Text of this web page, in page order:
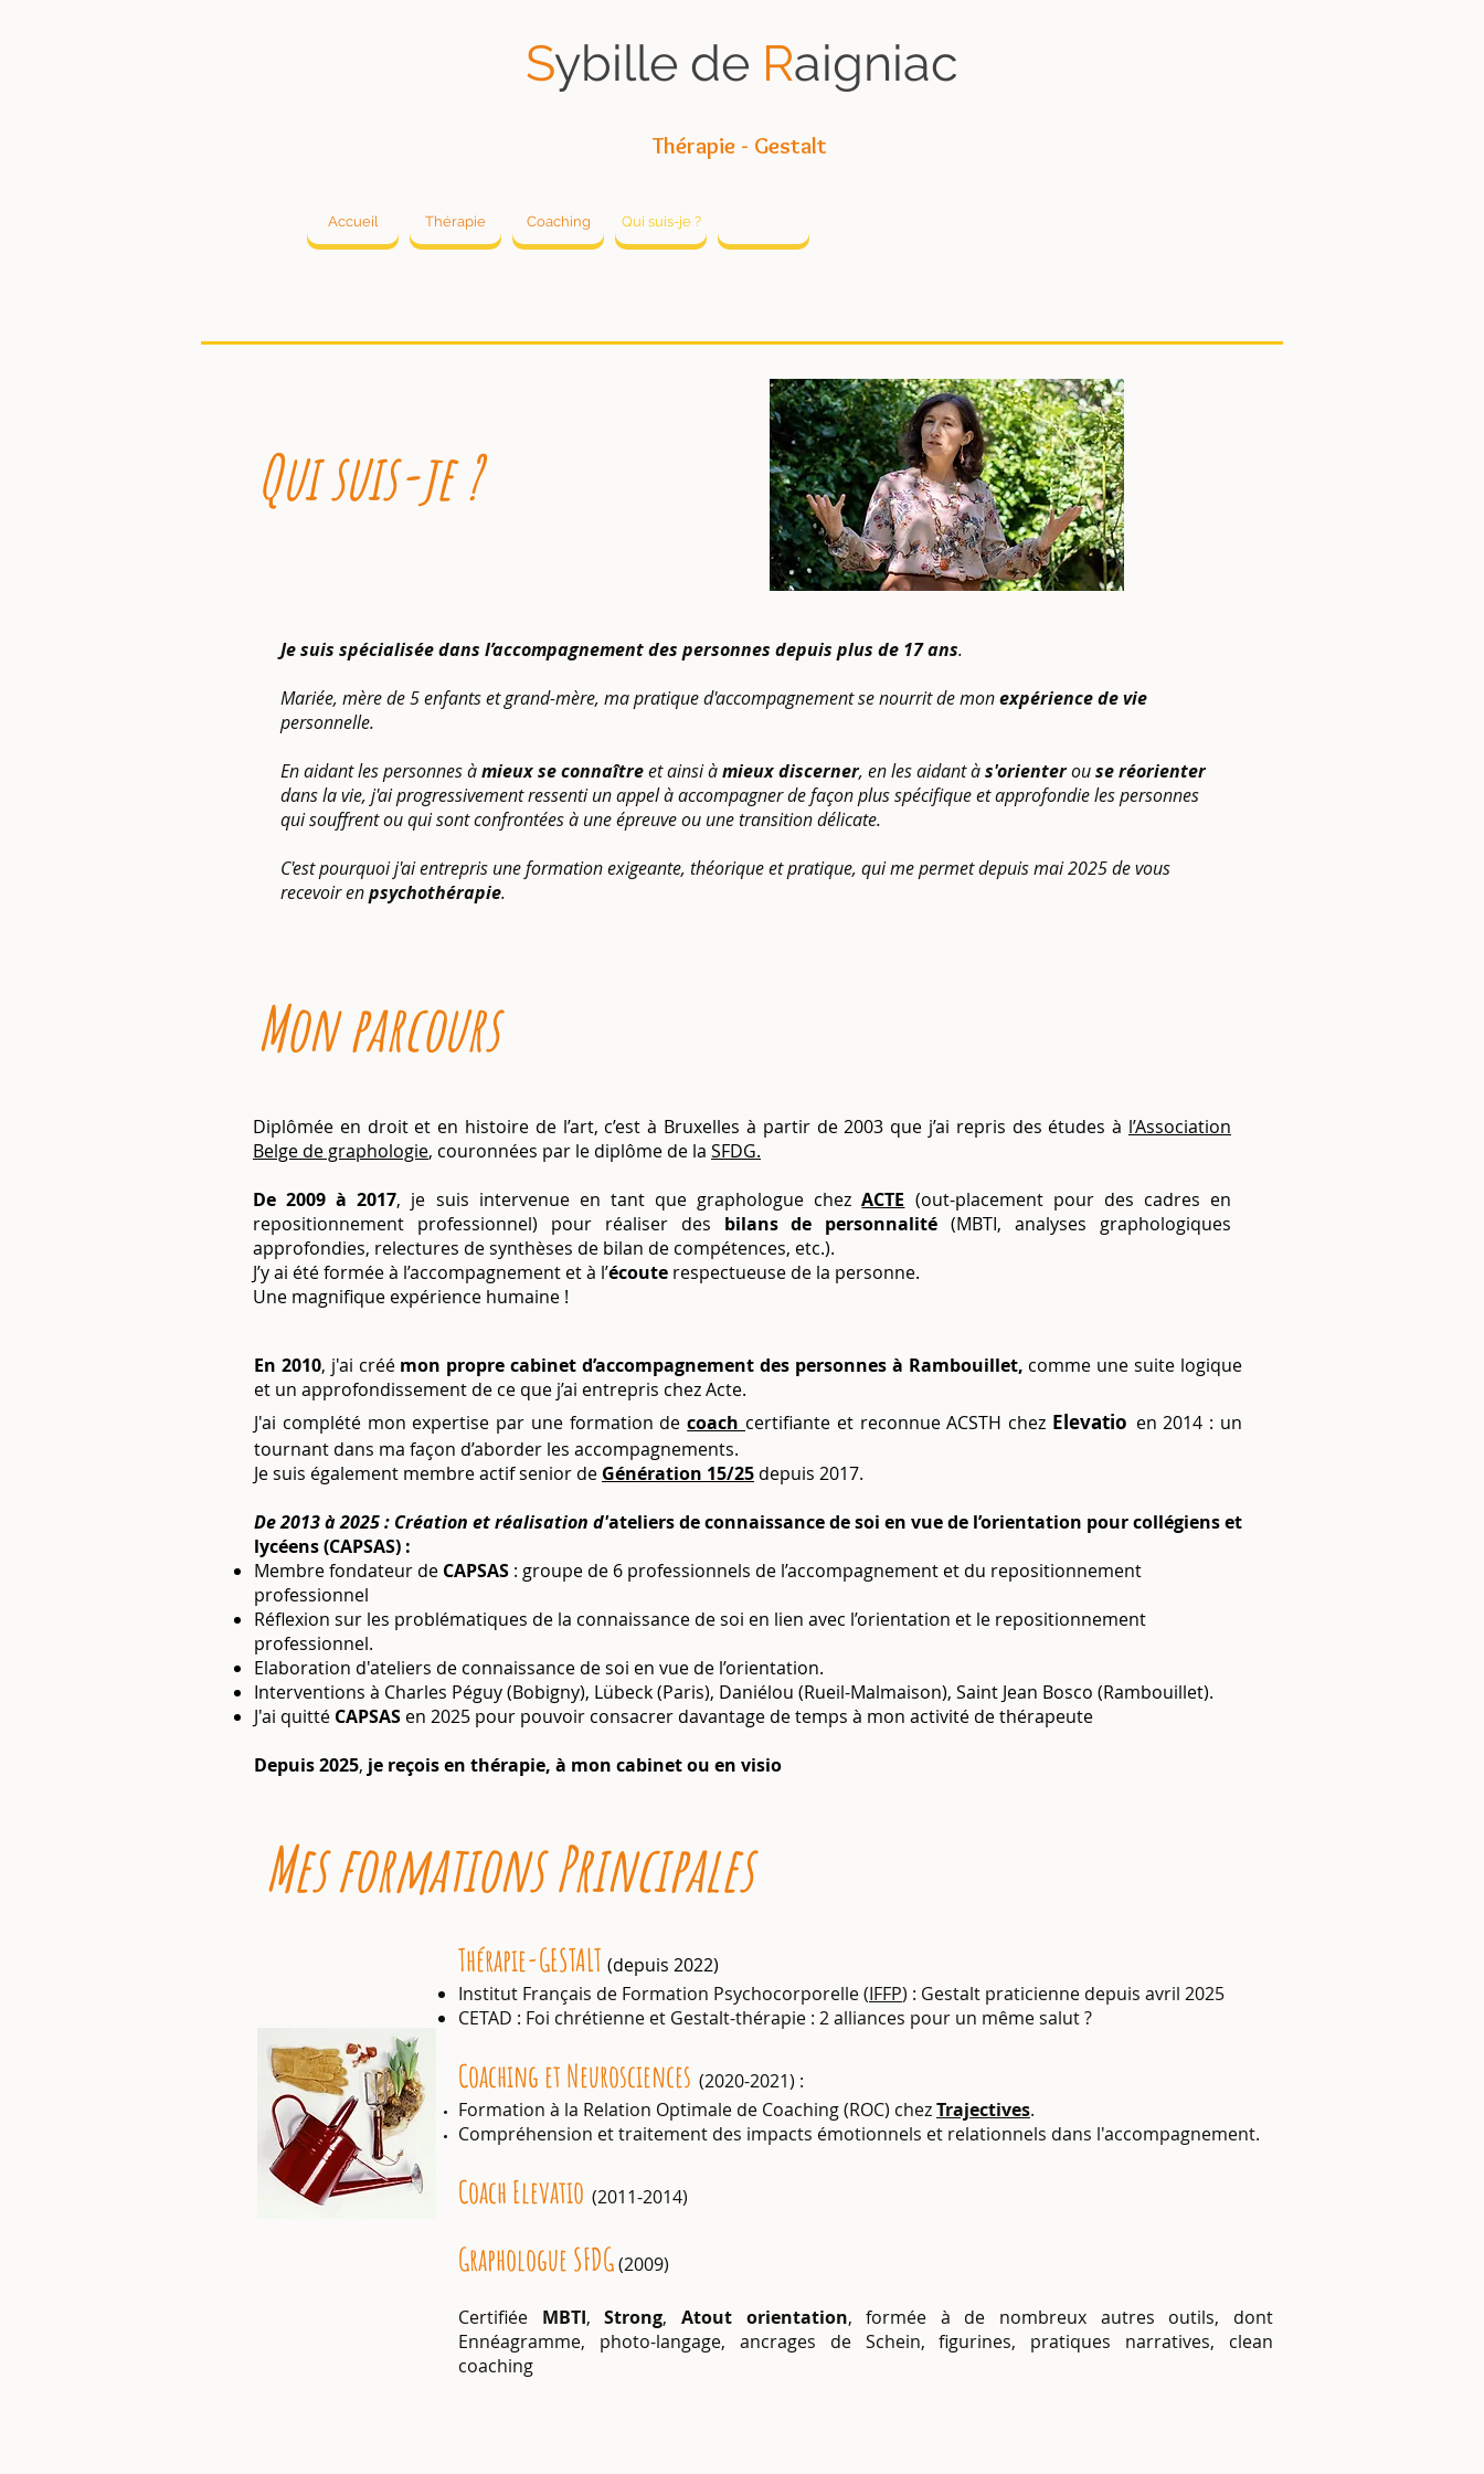
Sybille de Raigniac
Thérapie - Gestalt
Accueil Thérapie Coaching Qui suis-je ?
Qui suis-je ?
Je suis spécialisée dans l’accompagnement des personnes depuis plus de 17 ans.
Mariée, mère de 5 enfants et grand-mère, ma pratique d'accompagnement se nourrit de monexpérience de vie
personnelle.
En aidant les personnes àmieux se connaîtreet ainsi àmieux discerner, en les aidant às'orienterouse réorienter
dans la vie, j'ai progressivement ressentiun appel à accompagner de façon plus spécifique et approfondie les personnes
qui souffrent ou qui sont confrontées à une épreuve ou une transition délicate.
C'est pourquoi j'ai entrepris une formation exigeante, théorique et pratique, qui me permet depuis mai 2025 de vous
recevoir enpsychothérapie.
Mon parcours
Diplômée en droit et en histoire de l’art, c’est à Bruxelles à partir de 2003 que j’ai repris des études à l’Association
Belge de graphologie, couronnées par le diplôme de la SFDG.
De 2009 à 2017, je suis intervenue en tant que graphologue chezACTE (out-placement pour des cadres en
repositionnement professionnel) pour réaliser des bilans de personnalité (MBTI, analyses graphologiques
approfondies, relectures de synthèses de bilan de compétences, etc.).
J’y ai été formée à l’accompagnement et à l’écoute respectueuse de la personne.
Une magnifique expérience humaine !
En 2010, j'ai créé mon propre cabinet d’accompagnement des personnes à Rambouillet, comme une suite logique
et un approfondissement de ce que j’ai entrepris chez Acte.
J'ai complété mon expertise par une formation decoach certifiante et reconnue ACSTH chez Elevatio en 2014 : un
tournant dans ma façon d’aborder les accompagnements.
Je suis également membre actif senior de Génération 15/25 depuis 2017.
De 2013 à 2025 : Création et réalisation d'ateliers de connaissance de soi en vue de l’orientation pour collégiens et
lycéens (CAPSAS) :
Membre fondateur de CAPSAS : groupe de 6 professionnels de l’accompagnement et du repositionnement
professionnel
Réflexion sur les problématiques de la connaissance de soi en lien avec l’orientation et le repositionnement
professionnel.
Elaboration d'ateliers de connaissance de soi en vue de l’orientation.
Interventions à Charles Péguy (Bobigny), Lübeck (Paris), Daniélou (Rueil-Malmaison), Saint Jean Bosco (Rambouillet).
J'ai quitté CAPSAS en 2025 pour pouvoir consacrer davantage de temps à mon activité de thérapeute
Depuis 2025, je reçois en thérapie, à mon cabinet ou en visio
Mes formations Principales
Thérapie-GESTALT (depuis 2022)
Institut Français de Formation Psychocorporelle (IFFP) : Gestalt praticienne depuis avril 2025
CETAD : Foi chrétienne et Gestalt-thérapie : 2 alliances pour un même salut ?
Coaching et Neurosciences (2020-2021) :
Formation à la Relation Optimale de Coaching (ROC) chezTrajectives.
Compréhension et traitement des impacts émotionnels et relationnels dans l'accompagnement.
Coach Elevatio (2011-2014)
Graphologue SFDG(2009)
Certifiée MBTI,Strong, Atout orientation, formée à de nombreux autres outils, dont
Ennéagramme, photo-langage, ancrages de Schein, figurines, pratiques narratives, clean
coaching